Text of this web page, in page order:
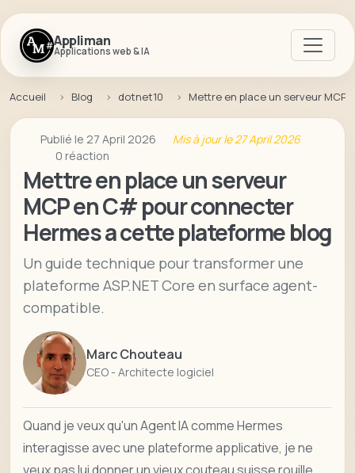
Appliman
Applications web & IA
Accueil Blog dotnet10 Mettre en place un serveur
Publié le 27 April 2026
Mis à jour le 27 April 2026
0 réaction
Mettre en place un serveur
MCP en C# pour connecter
Hermes a cette plateforme blog
Un guide technique pour transformer une
plateforme ASP.NET Core en surface agent-
compatible.
Marc Chouteau
CEO - Architecte logiciel
Quand je veux qu'un Agent IA comme Hermes
interagisse avec une plateforme applicative, je ne